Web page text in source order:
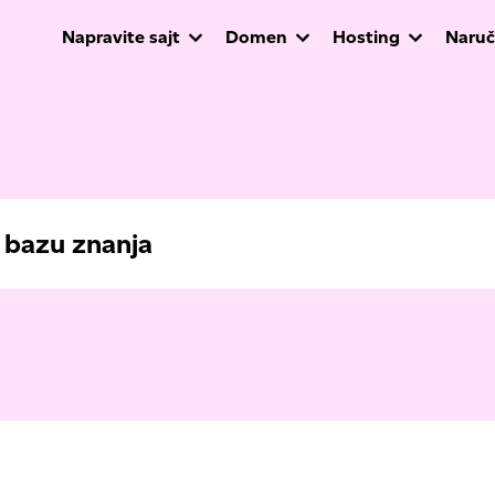
Napravite sajt Domen Hosting